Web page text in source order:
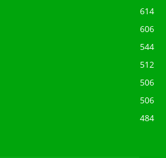
614
606
544
512
506
506
484